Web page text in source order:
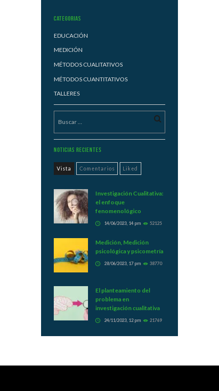
Categorias
EDUCACIÓN
MEDICIÓN
MÉTODOS CUALITATIVOS
MÉTODOS CUANTITATIVOS
TALLERES
Noticias Recientes
Vista Comentarios Liked
Investigación Cualitativa:
el enfoque
fenomenológico
14/06/2023, 14 pm 52125
Medición, Medición
psicológica y psicometría
28/06/2023, 17 pm 38770
El planteamiento del
problema en
investigación cualitativa
24/11/2023, 12 pm 21769